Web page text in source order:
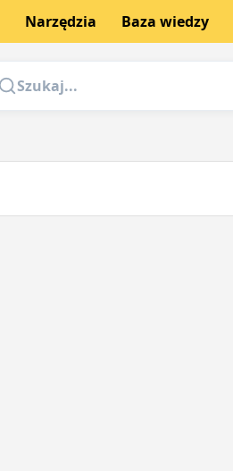
Narzędzia Baza wiedzy